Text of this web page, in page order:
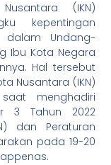
(IKN)
kepentingan
dalam Undang-
Ibu Kota Negara
Hal tersebut
Nusantara (IKN)
menghadiri
3 Tahun 2022
dan Peraturan
pada 19-20